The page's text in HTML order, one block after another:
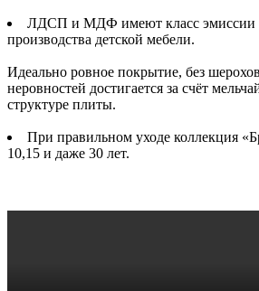
ЛДСП и МДФ имеют класс эмиссии
производства детской мебели.
Идеально ровное покрытие, без
неровностей достигается за счёт
структуре плиты.
При правильном уходе коллекция
10,15 и даже 30 лет.